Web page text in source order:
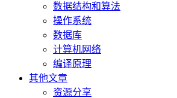
数据结构和算法
操作系统
数据库
计算机网络
编译原理
其他文章
资源分享